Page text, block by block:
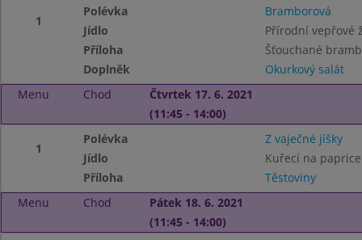
1
Polévka
Bramborová
Jídlo
Přírodní vepřové
Příloha
Šťouchané
Doplněk
Okurkový salát
Menu
Chod
Čtvrtek 17. 6. 2021
(11:45 - 14:00)
1
Polévka
Z vaječné jíšky
Jídlo
Kuřecí na paprice
Příloha
Těstoviny
Menu
Chod
Pátek 18. 6. 2021
(11:45 - 14:00)